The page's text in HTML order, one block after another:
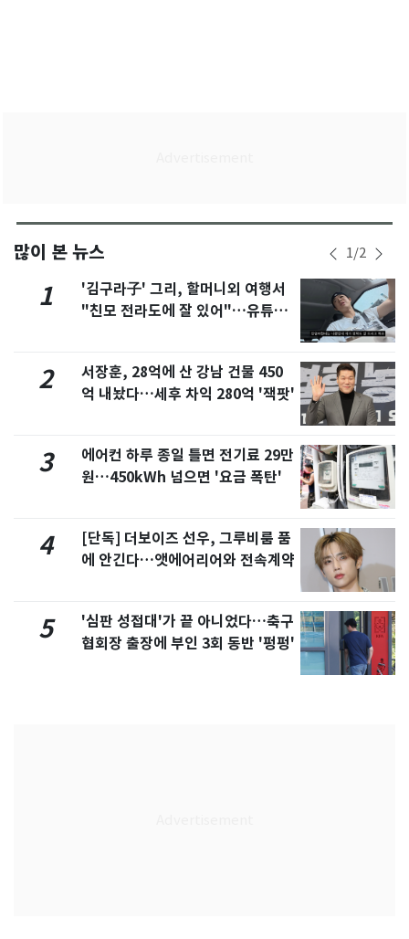
많이 본 뉴스 1/2
1
'김구라子' 그리, 할머니외 여행서
"친모 전라도에 잘 있어"…유튜브
2
서장훈, 28억에 산 강남 건물 450
억 내놨다…세후 차익 280억 '잭팟'
3
에어컨 하루 종일 틀면 전기료 29만
원…450kWh 넘으면 '요금 폭탄'
4
[단독] 더보이즈 선우, 그루비룸 품
에 안긴다…앳에어리어와 전속계약
5
'심판 성접대'가 끝 아니었다…축구
협회장 출장에 부인 3회 동반 '펑펑'